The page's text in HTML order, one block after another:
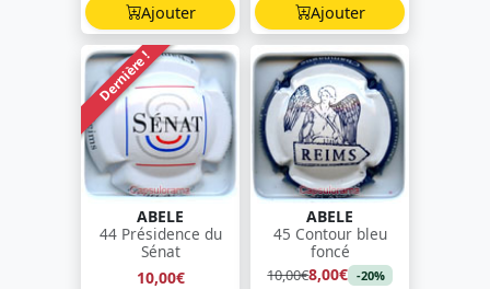
Ajouter Ajouter
Dernière !
ABELE
44 Présidence du
Sénat
10,00€
ABELE
45 Contour bleu
foncé
10,00€8,00€ -20%